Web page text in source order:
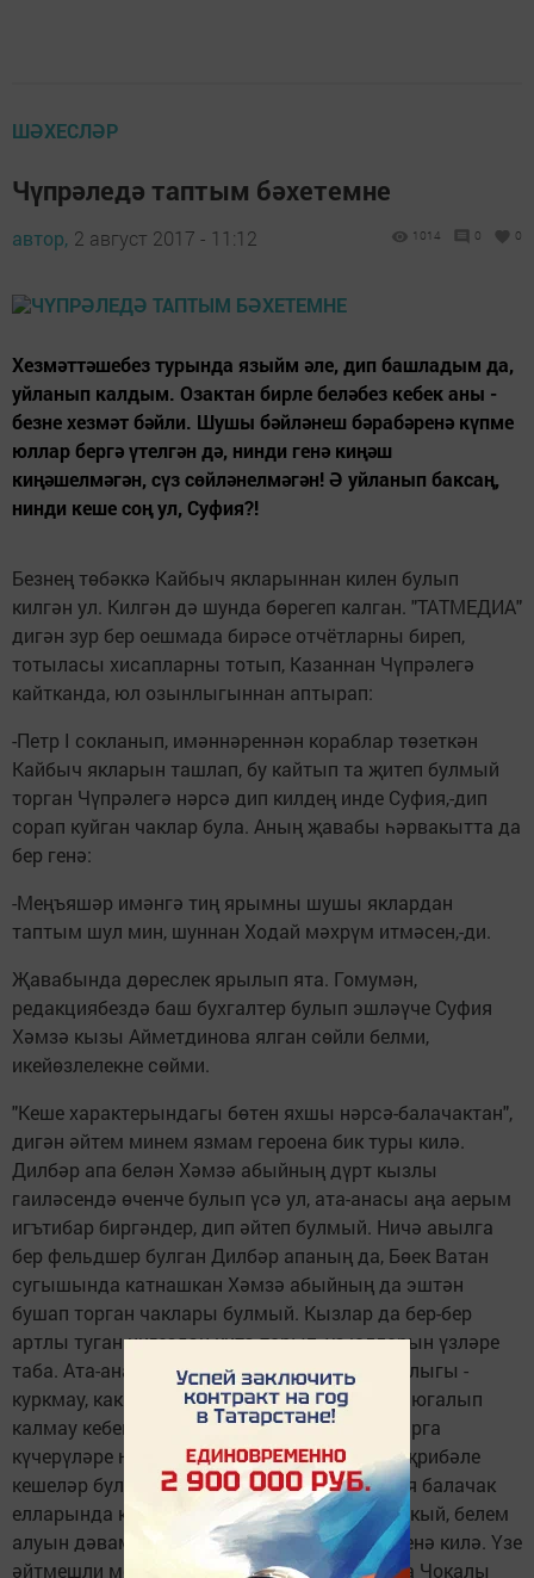
ШӘХЕСЛӘР
Чүпрәледә таптым бәхетемне
автор, 2 август 2017 - 11:12 1014 0 0
Хезмәттәшебез турында языйм әле, дип башладым да,
уйланып калдым. Озактан бирле беләбез кебек аны -
безне хезмәт бәйли. Шушы бәйләнеш бәрабәренә күпме
юллар бергә үтелгән дә, нинди генә киңәш
киңәшелмәгән, сүз сөйләнелмәгән! Ә уйланып баксаң,
нинди кеше соң ул, Суфия?!
Безнең төбәккә Кайбыч якларыннан килен булып
килгән ул. Килгән дә шунда бөрегеп калган. "ТАТМЕДИА"
дигән зур бер оешмада бирәсе отчётларны биреп,
тотыласы хисапларны тотып, Казаннан Чүпрәлегә
кайтканда, юл озынлыгыннан аптырап:
-Петр I сокланып, имәннәреннән кораблар төзеткән
Кайбыч якларын ташлап, бу кайтып та җитеп булмый
торган Чүпрәлегә нәрсә дип килдең инде Суфия,-дип
сорап куйган чаклар була. Аның җавабы һәрвакытта да
бер генә:
-Меңъяшәр имәнгә тиң ярымны шушы яклардан
таптым шул мин, шуннан Ходай мәхрүм итмәсен,-ди.
Җавабында дөреслек ярылып ята. Гомумән,
редакциябездә баш бухгалтер булып эшләүче Суфия
Хәмзә кызы Айметдинова ялган сөйли белми,
икейөзлелекне сөйми.
"Кеше характерындагы бөтен яхшы нәрсә-балачактан",
дигән әйтем минем язмам героена бик туры килә.
Дилбәр апа белән Хәмзә абыйның дүрт кызлы
гаиләсендә өченче булып үсә ул, ата-анасы аңа аерым
игътибар биргәндер, дип әйтеп булмый. Ничә авылга
бер фельдшер булган Дилбәр апаның да, Бөек Ватан
сугышында катнашкан Хәмзә абыйның да эштән
бушап торган чаклары булмый. Кызлар да бер-бер
артлы туган нигездән китә торып, үз юлларын үзләре
таба. Ата-ананың балаларына биргән яхшылыгы -
куркмау, какшамау, авырлыклар каршында югалып
калмау кебек сыйфатларны үзләреннән аларга
күчерүләре һәм тормышта күпне күргән, тәҗрибәле
кешеләр буларак, акыллы киңәшләре. Суфия балачак
елларында күршедәге рус авылына йөреп укый, белем
алуын дәвам иттерергә теләп Казан шәһәренә килә. Үзе
әйтмешли меңъяшәр имәнгә тиң Рәисе - Яңа Чокалы